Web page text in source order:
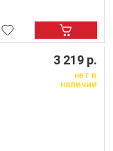
3 219 р.
нет в
наличии